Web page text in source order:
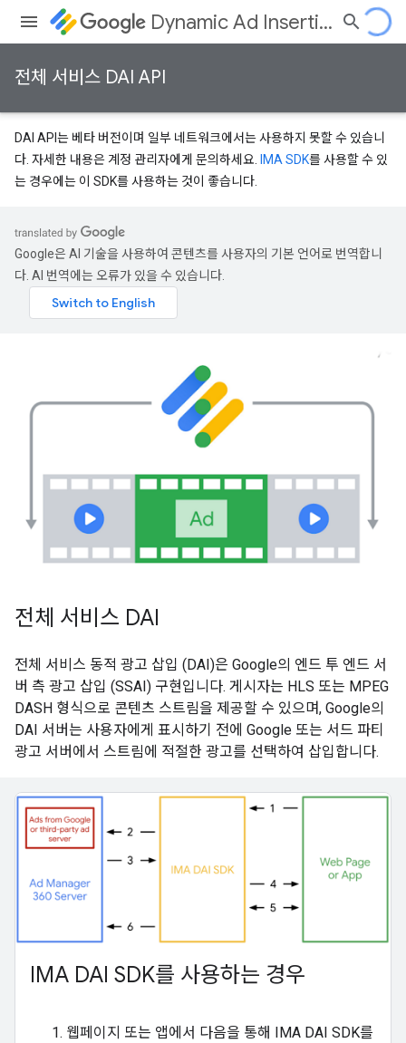
Dynamic Ad Insertion
전체 서비스 DAI API
DAI API는 베타 버전이며 일부 네트워크에서는 사용하지 못할 수 있습니
다. 자세한 내용은 계정 관리자에게 문의하세요.
IMA SDK를 사용할 수 있
는 경우에는 이 SDK를 사용하는 것이 좋습니다.
Google은 AI 기술을 사용하여 콘텐츠를 사용자의 기본 언어로 번역합니
다. AI 번역에는 오류가 있을 수 있습니다.
전체 서비스 DAI
전체 서비스 동적 광고 삽입 (DAI)은 Google의 엔드 투 엔드 서
버 측 광고 삽입 (SSAI) 구현입니다. 게시자는 HLS 또는 MPEG
DASH 형식으로 콘텐츠 스트림을 제공할 수 있으며, Google의
DAI 서버는 사용자에게 표시하기 전에 Google 또는 서드 파티
광고 서버에서 스트림에 적절한 광고를 선택하여 삽입합니다.
IMA DAI SDK를 사용하는 경우
웹페이지 또는 앱에서 다음을 통해 IMA DAI SDK를